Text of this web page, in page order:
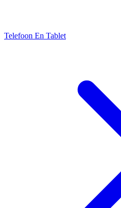
Telefoon En Tablet